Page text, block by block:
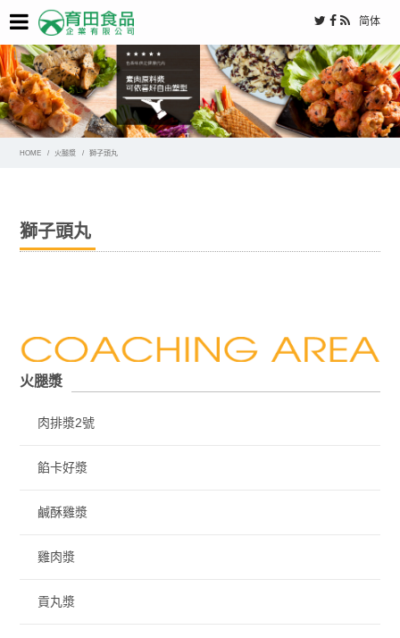
简体
HOME 火腿漿 獅子頭丸
獅子頭丸
火腿漿
肉排漿2號
餡卡好漿
鹹酥雞漿
雞肉漿
貢丸漿